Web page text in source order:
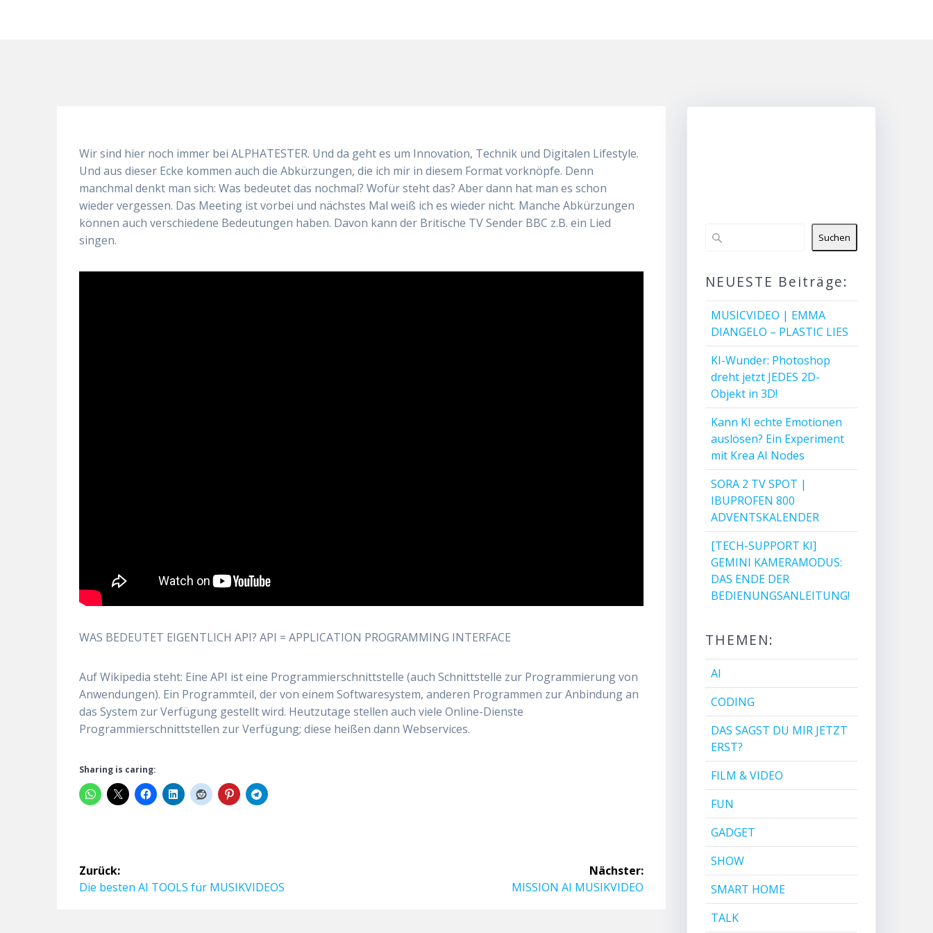
Wir sind hier noch immer bei ALPHATESTER. Und da geht es um Innovation, Technik und Digitalen Lifestyle.
Und aus dieser Ecke kommen auch die Abkürzungen, die ich mir in diesem Format vorknöpfe. Denn
manchmal denkt man sich: Was bedeutet das nochmal? Wofür steht das? Aber dann hat man es schon
wieder vergessen. Das Meeting ist vorbei und nächstes Mal weiß ich es wieder nicht. Manche Abkürzungen
können auch verschiedene Bedeutungen haben. Davon kann der Britische TV Sender BBC z.B. ein Lied
singen.
WAS BEDEUTET EIGENTLICH API? API = APPLICATION PROGRAMMING INTERFACE
Auf Wikipedia steht: Eine API ist eine Programmierschnittstelle (auch Schnittstelle zur Programmierung von
Anwendungen). Ein Programmteil, der von einem Softwaresystem, anderen Programmen zur Anbindung an
das System zur Verfügung gestellt wird. Heutzutage stellen auch viele Online-Dienste
Programmierschnittstellen zur Verfügung; diese heißen dann Webservices.
Sharing is caring:
Beitragsnavigation
Zurück:
Vorheriger
Die besten AI TOOLS für MUSIKVIDEOS
Nächster:
Nächster
MISSION AI MUSIKVIDEO
Suchen
NEUESTE Beiträge:
MUSICVIDEO | EMMA
DIANGELO – PLASTIC LIES
KI-Wunder: Photoshop
dreht jetzt JEDES 2D-
Objekt in 3D!
Kann KI echte Emotionen
auslösen? Ein Experiment
mit Krea AI Nodes
SORA 2 TV SPOT |
IBUPROFEN 800
ADVENTSKALENDER
[TECH-SUPPORT KI]
GEMINI KAMERAMODUS:
DAS ENDE DER
BEDIENUNGSANLEITUNG!
THEMEN:
AI
CODING
DAS SAGST DU MIR JETZT
ERST?
FILM & VIDEO
FUN
GADGET
SHOW
SMART HOME
TALK